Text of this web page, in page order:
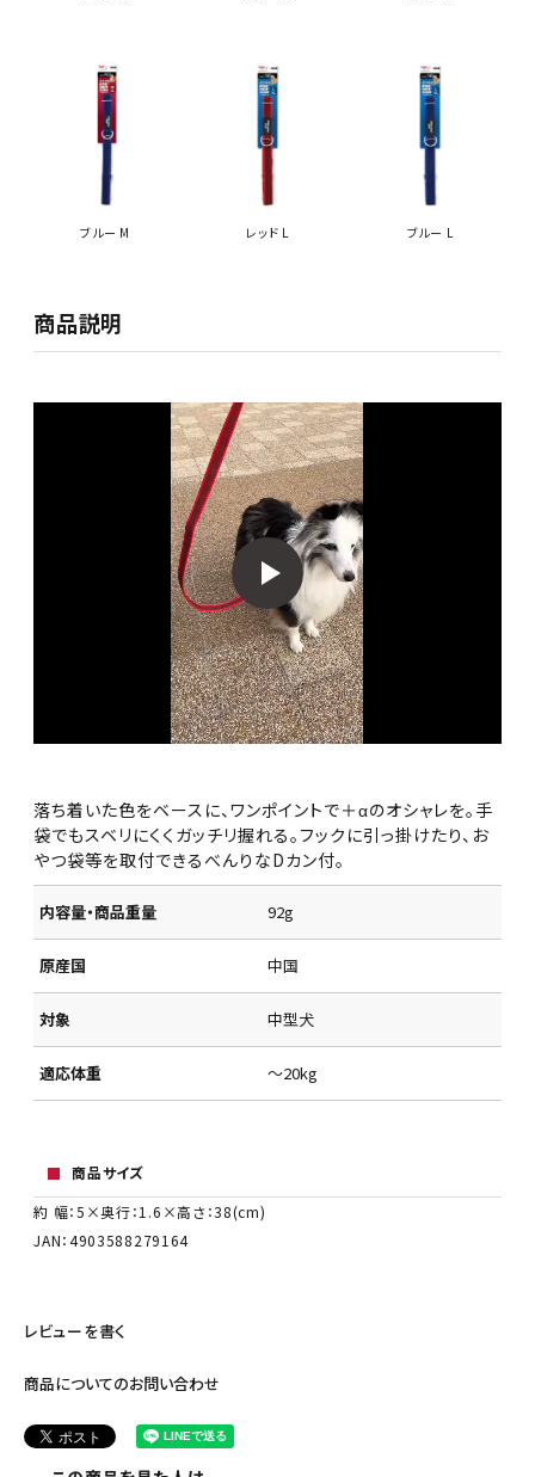
ブルー M レッド L ブルー L
商品説明
落ち着いた色をベースに、ワンポイントで＋αのオシャレを。手
袋でもスベリにくくガッチリ握れる。フックに引っ掛けたり、お
やつ袋等を取付できるべんりなDカン付。
内容量・商品重量 92g
原産国 中国
対象 中型犬
適応体重 ～20kg
商品サイズ
約 幅：5×奥行：1.6×高さ：38(cm)
JAN：4903588279164
レビューを書く
商品についてのお問い合わせ